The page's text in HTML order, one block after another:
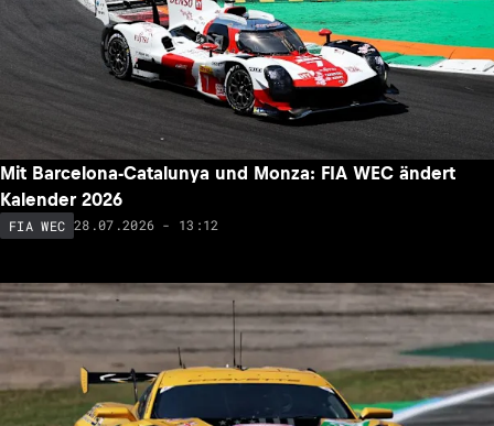
Mit Barcelona-Catalunya und Monza: FIA WEC ändert
Kalender 2026
FIA WEC 28.07.2026 - 13:12